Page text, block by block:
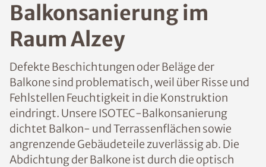
Balkonsanierung im
Raum Alzey
Defekte Beschichtungen oder Beläge der
Balkone sind problematisch, weil über Risse und
Fehlstellen Feuchtigkeit in die Konstruktion
eindringt. Unsere ISOTEC-Balkonsanierung
dichtet Balkon- und Terrassenflächen sowie
angrenzende Gebäudeteile zuverlässig ab. Die
Abdichtung der Balkone ist durch die optisch